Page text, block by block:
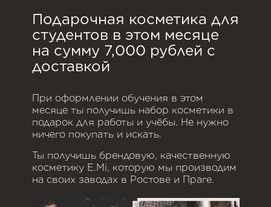
Подарочная косметика для
студентов в этом месяце
на сумму 7,000 рублей с
доставкой
При оформлении обучения в этом
месяце ты получишь набор косметики в
подарок для работы и учёбы. Не нужно
ничего покупать и искать.
Ты получишь брендовую, качественную
косметику E.Mi, которую мы производим
на своих заводах в Ростове и Праге.